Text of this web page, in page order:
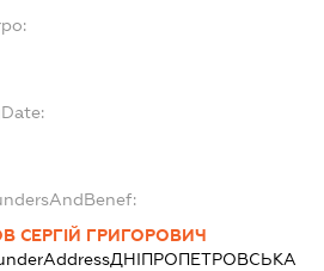
СЕРГІЙ ГРИГОРОВИЧ
ДНІПРОПЕТРОВСЬКА